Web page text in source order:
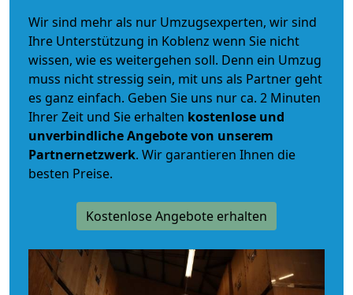
Wir sind mehr als nur Umzugsexperten, wir sind
Ihre Unterstützung in Koblenz wenn Sie nicht
wissen, wie es weitergehen soll. Denn ein Umzug
muss nicht stressig sein, mit uns als Partner geht
es ganz einfach. Geben Sie uns nur ca. 2 Minuten
Ihrer Zeit und Sie erhalten kostenlose und
unverbindlicheAngebote von unserem
Partnernetzwerk. Wir garantieren Ihnen die
besten Preise.
Kostenlose Angebote erhalten